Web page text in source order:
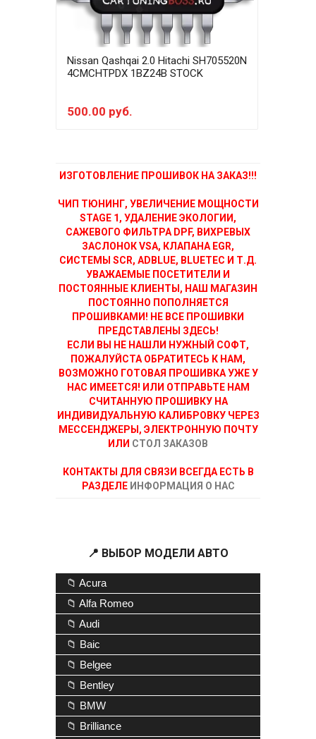
Nissan Qashqai 2.0 Hitachi SH705520N
4CMCHTPDX 1BZ24B STOCK
500.00 руб.
ИЗГОТОВЛЕНИЕ ПРОШИВОК НА ЗАКАЗ!!!
ЧИП ТЮНИНГ, УВЕЛИЧЕНИЕ МОЩНОСТИ
STAGE 1, УДАЛЕНИЕ ЭКОЛОГИИ,
САЖЕВОГО ФИЛЬТРА DPF, ВИХРЕВЫХ
ЗАСЛОНОК VSA, КЛАПАНА EGR,
СИСТЕМЫ SCR, ADBLUE, BLUETEC И Т.Д.
УВАЖАЕМЫЕ ПОСЕТИТЕЛИ И
ПОСТОЯННЫЕ КЛИЕНТЫ, НАШ МАГАЗИН
ПОСТОЯННО ПОПОЛНЯЕТСЯ
ПРОШИВКАМИ! НЕ ВСЕ ПРОШИВКИ
ПРЕДСТАВЛЕНЫ ЗДЕСЬ!
ЕСЛИ ВЫ НЕ НАШЛИ НУЖНЫЙ СОФТ,
ПОЖАЛУЙСТА ОБРАТИТЕСЬ К НАМ,
ВОЗМОЖНО ГОТОВАЯ ПРОШИВКА УЖЕ У
НАС ИМЕЕТСЯ! ИЛИ ОТПРАВЬТЕ НАМ
СЧИТАННУЮ ПРОШИВКУ НА
ИНДИВИДУАЛЬНУЮ КАЛИБРОВКУ ЧЕРЕЗ
МЕССЕНДЖЕРЫ, ЭЛЕКТРОННУЮ ПОЧТУ
ИЛИ СТОЛ ЗАКАЗОВ
КОНТАКТЫ ДЛЯ СВЯЗИ ВСЕГДА ЕСТЬ В
РАЗДЕЛЕ ИНФОРМАЦИЯ О НАС
📍 ВЫБОР МОДЕЛИ АВТО
📁 Acura
📁 Alfa Romeo
📁 Audi
📁 Baic
📁 Belgee
📁 Bentley
📁 BMW
📁 Brilliance